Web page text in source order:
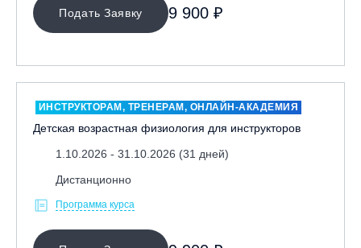
СРОКИ ПРОВЕДЕНИЯ
МЕСТО ПРОВЕДЕНИЯ
Подать Заявку 9 900 ₽
ИНСТРУКТОРАМ, ТРЕНЕРАМ, ОНЛАЙН-АКАДЕМИЯ
Детская возрастная физиология для инструкторов
1.10.2026 - 31.10.2026 (31 дней)
Дистанционно
Программа курса